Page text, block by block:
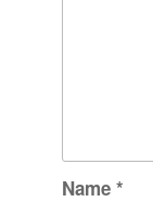
Name *